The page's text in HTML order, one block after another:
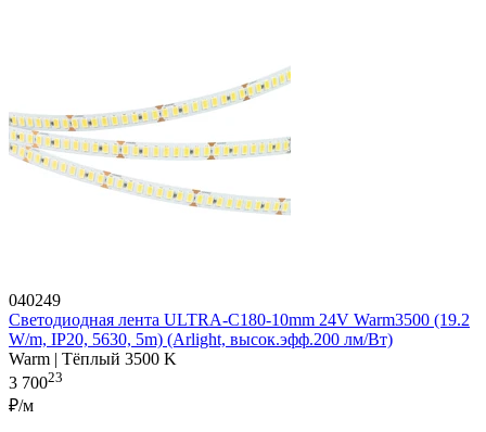
040249
Светодиодная лента ULTRA-C180-10mm 24V Warm3500 (19.2
W/m, IP20, 5630, 5m) (Arlight, высок.эфф.200 лм/Вт)
Warm | Тёплый 3500 K
3 70023
₽/м